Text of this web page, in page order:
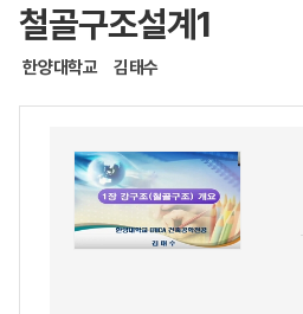
철골구조설계1
한양대학교 김태수